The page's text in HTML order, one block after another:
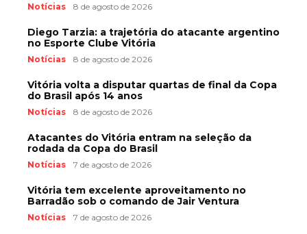
Notícias 8 de agosto de 2026
Diego Tarzia: a trajetória do atacante argentino
no Esporte Clube Vitória
Notícias 8 de agosto de 2026
Vitória volta a disputar quartas de final da Copa
do Brasil após 14 anos
Notícias 8 de agosto de 2026
Atacantes do Vitória entram na seleção da
rodada da Copa do Brasil
Notícias 7 de agosto de 2026
Vitória tem excelente aproveitamento no
Barradão sob o comando de Jair Ventura
Notícias 7 de agosto de 2026